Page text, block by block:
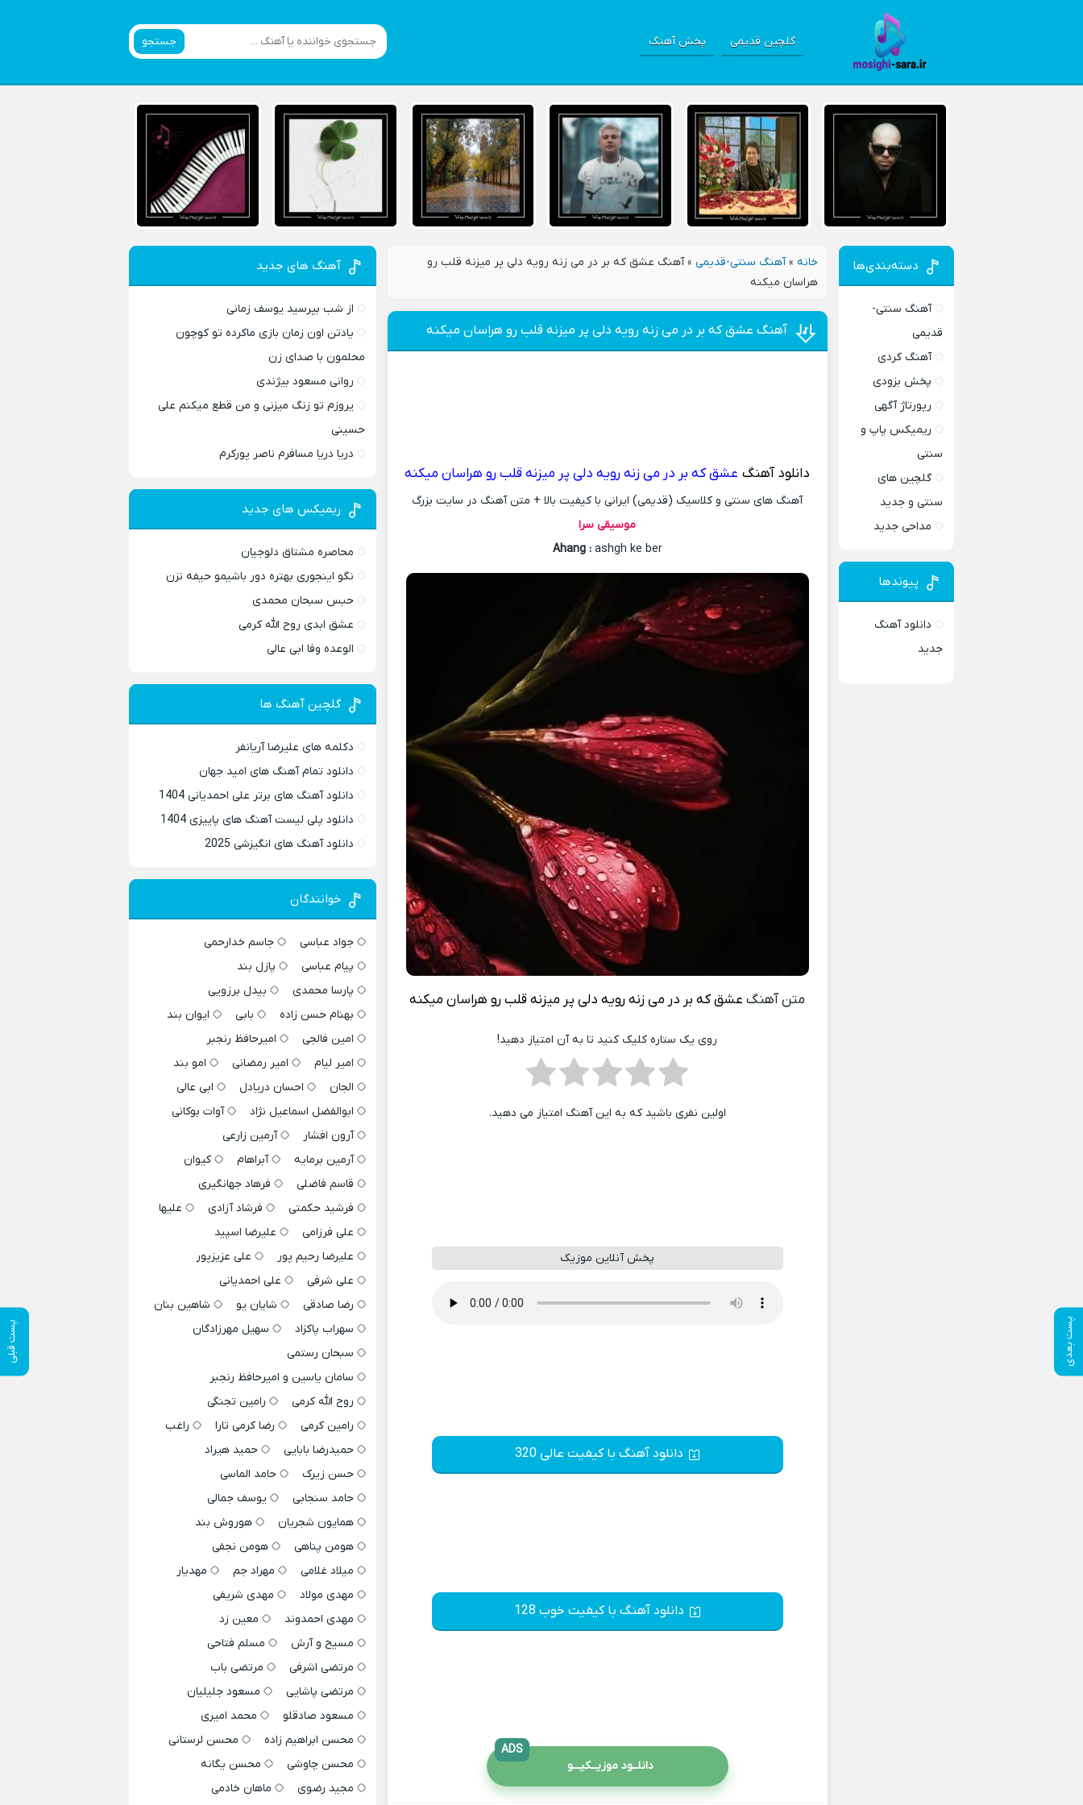
گلچین قدیمی پخش آهنگ جستجو
خانه »آهنگ سنتی-قدیمی »آهنگ عشق که بر در می زنه رویه دلی پر میزنه قلب رو
هراسان میکنه
پست بعدی پست قبلی
آهنگ عشق که بر در می زنه رویه دلی پر میزنه قلب رو هراسان میکنه
دانلود آهنگ عشق که بر در می زنه رویه دلی پر میزنه قلب رو هراسان میکنه
آهنگ های سنتی و کلاسیک (قدیمی) ایرانی با کیفیت بالا + متن آهنگ در سایت بزرگ
موسیقی سرا
Ahang :ashgh ke ber
متن آهنگ عشق که بر در می زنه رویه دلی پر میزنه قلب رو هراسان میکنه
روی یک ستاره کلیک کنید تا به آن امتیاز دهید!
اولین نفری باشید که به این آهنگ امتیاز می دهید.
پخش آنلاین موزیک
دانلود آهنگ با کیفیت عالی 320
دانلود آهنگ با کیفیت خوب 128
دانلــود موزیــکیـــو
ADS
دسته‌بندی‌ها
آهنگ سنتی-
قدیمی
آهنگ کردی
پخش بزودی
رپورتاژ آگهی
ریمیکس پاپ و
سنتی
گلچین های
سنتی و جدید
مداحی جدید
پیوندها
دانلود آهنگ
جدید
آهنگ های جدید
از شب بپرسید یوسف زمانی
یادتن اون زمان بازی ماکرده تو کوچون
محلمون با صدای زن
روانی مسعود بیژندی
یروزم تو زنگ میزنی و من قطع میکنم علی
حسینی
دریا دریا مسافرم ناصر پورکرم
ریمیکس های جدید
محاصره مشتاق دلوجیان
نگو اینجوری بهتره دور باشیمو حیفه نزن
حبس سبحان محمدی
عشق ابدی روح الله کرمی
الوعده وفا ابی عالی
گلچین آهنگ ها
دکلمه های علیرضا آریانفر
دانلود تمام آهنگ های امید جهان
دانلود آهنگ های برتر علی احمدیانی 1404
دانلود پلی لیست آهنگ های پاییزی 1404
دانلود آهنگ های انگیزشی 2025
خوانندگان
جواد عباسی
جاسم خدارحمی
پیام عباسی
پازل بند
پارسا محمدی
بیدل برزویی
بهنام حسن زاده
بابی
ایوان بند
امین فالجی
امیرحافظ رنجبر
امیر لیام
امیر رمضانی
امو بند
الجان
احسان دریادل
ابی عالی
ابوالفضل اسماعیل نژاد
آوات بوکانی
آرون افشار
آرمین زارعی
آرمین برمایه
آبراهام
کیوان
قاسم فاضلی
فرهاد جهانگیری
فرشید حکمتی
فرشاد آزادی
علیها
علی فرزامی
علیرضا اسپید
علیرضا رحیم پور
علی عزیزپور
علی شرفی
علی احمدیانی
رضا صادقی
شایان یو
شاهین بنان
سهراب پاکزاد
سهیل مهرزادگان
سبحان رستمی
سامان یاسین و امیرحافظ رنجبر
روح الله کرمی
رامین تجنگی
رامین کرمی
رضا کرمی تارا
راغب
حمیدرضا بابایی
حمید هیراد
حسن زیرک
حامد الماسی
حامد سنجابی
یوسف جمالی
همایون شجریان
هوروش بند
هومن پناهی
هومن نجفی
میلاد غلامی
مهراد جم
مهدیار
مهدی مولاد
مهدی شریفی
مهدی احمدوند
معین زد
مسیح و آرش
مسلم فتاحی
مرتضی اشرفی
مرتضی باب
مرتضی پاشایی
مسعود جلیلیان
مسعود صادقلو
محمد امیری
محسن ابراهیم زاده
محسن لرستانی
محسن چاوشی
محسن یگانه
مجید رضوی
ماهان خادمی